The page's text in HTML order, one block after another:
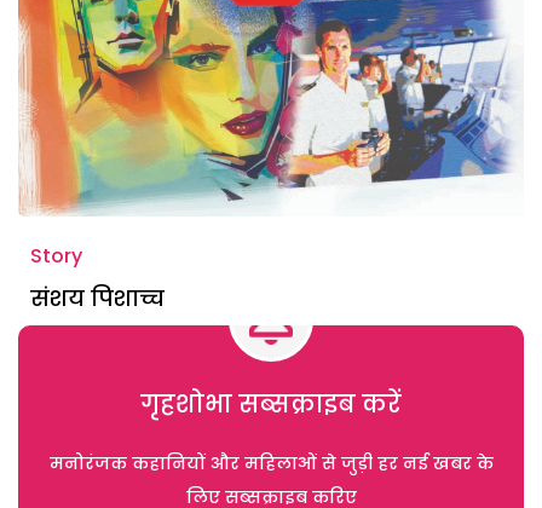
Story
संशय पिशाच्च
गृहशोभा सब्सक्राइब करें
मनोरंजक कहानियों और महिलाओं से जुड़ी हर नई खबर के
लिए सब्सक्राइब करिए